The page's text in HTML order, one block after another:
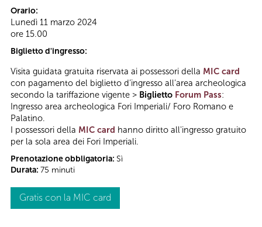
Orario:
Lunedì 11 marzo 2024
ore 15.00
Biglietto d'ingresso:
Visita guidata gratuita riservata ai possessori della MIC card
con pagamento del biglietto d’ingresso all’area archeologica
secondo la tariffazione vigente > Biglietto Forum Pass:
Ingresso area archeologica Fori Imperiali/ Foro Romano e
Palatino.
I possessori della MIC card hanno diritto all'ingresso gratuito
per la sola area dei Fori Imperiali.
Prenotazione obbligatoria: Sì
Durata: 75 minuti
Gratis con la MIC card